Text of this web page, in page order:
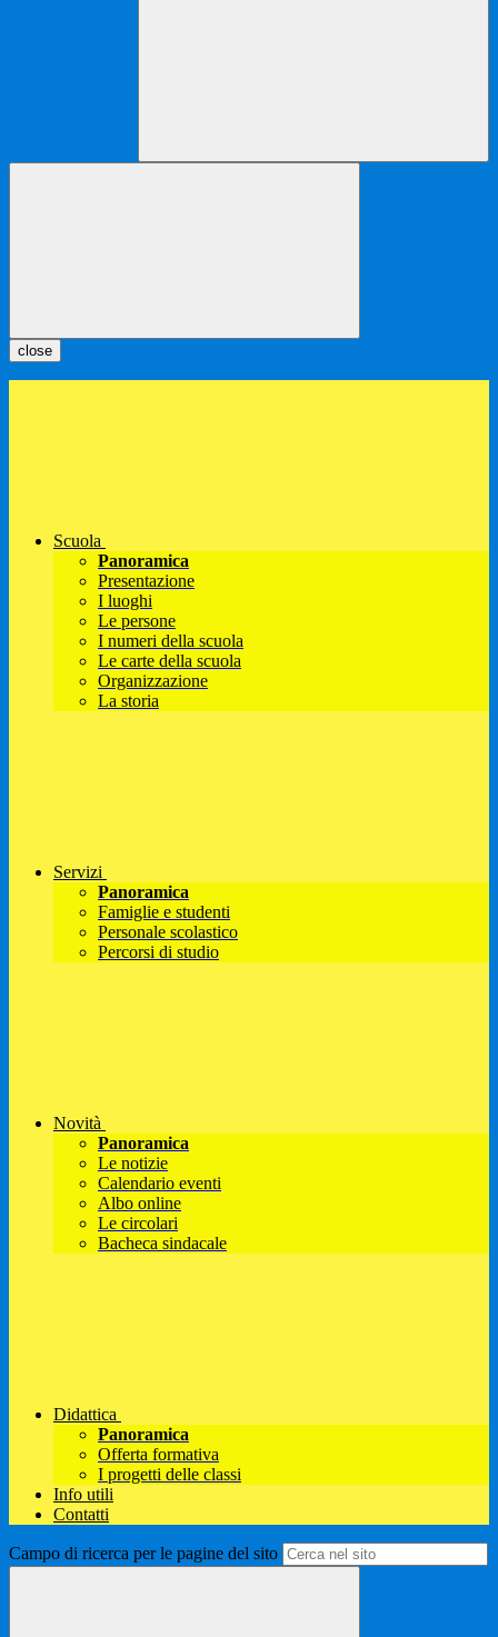
close
Scuola
Panoramica
Presentazione
I luoghi
Le persone
I numeri della scuola
Le carte della scuola
Organizzazione
La storia
Servizi
Panoramica
Famiglie e studenti
Personale scolastico
Percorsi di studio
Novità
Panoramica
Le notizie
Calendario eventi
Albo online
Le circolari
Bacheca sindacale
Didattica
Panoramica
Offerta formativa
I progetti delle classi
Info utili
Contatti
Campo di ricerca per le pagine del sito